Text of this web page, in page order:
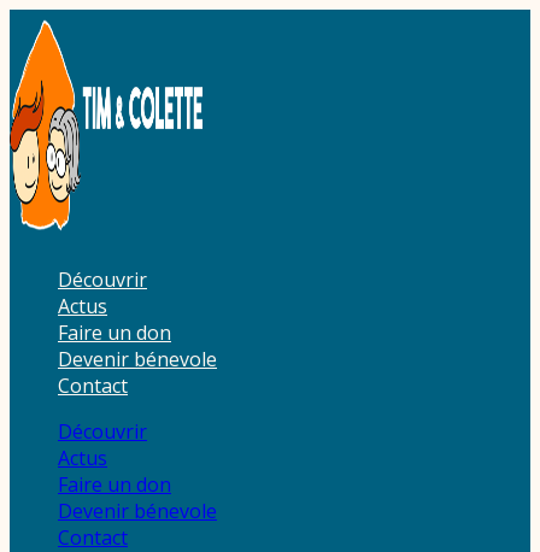
Aller
au
contenu
Découvrir
Actus
Faire un don
Devenir bénevole
Contact
Découvrir
Actus
Faire un don
Devenir bénevole
Contact